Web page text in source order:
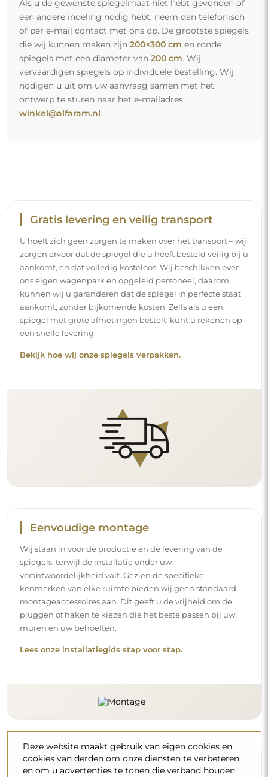
Als u de gewenste spiegelmaat niet hebt gevonden of
een andere indeling nodig hebt, neem dan telefonisch
of per e-mail contact met ons op. De grootste spiegels
die wij kunnen maken zijn 200×300 cm en ronde
spiegels met een diameter van 200 cm. Wij
vervaardigen spiegels op individuele bestelling. Wij
nodigen u uit om uw aanvraag samen met het
ontwerp te sturen naar het e-mailadres:
winkel@alfaram.nl.
Gratis levering en veilig transport
U hoeft zich geen zorgen te maken over het transport – wij
zorgen ervoor dat de spiegel die u heeft besteld veilig bij u
aankomt, en dat volledig kosteloos. Wij beschikken over
ons eigen wagenpark en opgeleid personeel, daarom
kunnen wij u garanderen dat de spiegel in perfecte staat
aankomt, zonder bijkomende kosten. Zelfs als u een
spiegel met grote afmetingen bestelt, kunt u rekenen op
een snelle levering.
Bekijk hoe wij onze spiegels verpakken.
Eenvoudige montage
Wij staan in voor de productie en de levering van de
spiegels, terwijl de installatie onder uw
verantwoordelijkheid valt. Gezien de specifieke
kenmerken van elke ruimte bieden wij geen standaard
montageaccessoires aan. Dit geeft u de vrijheid om de
pluggen of haken te kiezen die het beste passen bij uw
muren en uw behoeften.
Lees onze installatiegids stap voor stap.
Reiniging en onderhoud
Deze website maakt gebruik van eigen cookies en
cookies van derden om onze diensten te verbeteren
en om u advertenties te tonen die verband houden